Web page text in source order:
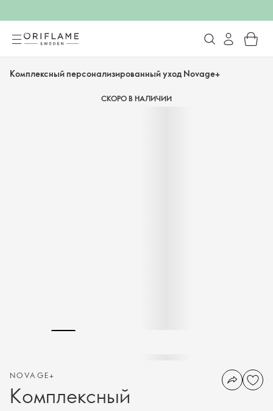
Комплексный персонализированный уход Novage+
СКОРО В НАЛИЧИИ
NOVAGE+
Комплексный